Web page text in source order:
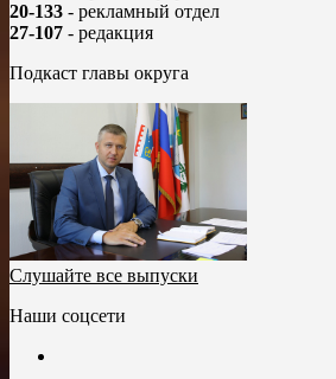
20-133 - рекламный отдел
27-107 - редакция
Подкаст главы округа
Слушайте все выпуски
Наши соцсети